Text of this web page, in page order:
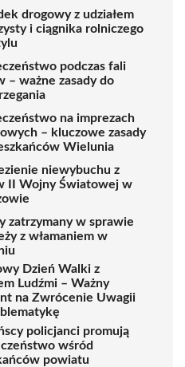
drogowy z udziałem
i ciągnika rolniczego
podczas fali
– ważne zasady do
na imprezach
– kluczowe zasady
Wielunia
niewybuchu z
II Wojny Światowej w
zatrzymany w sprawie
z włamaniem w
Dzień Walki z
Ludźmi – Ważny
na Zwrócenie Uwagii
policjanci promują
wśród
powiatu